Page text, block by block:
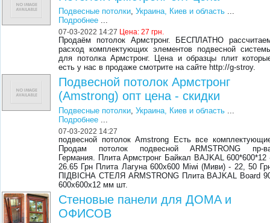
Подвесные потолки,Украина, Киев и область ...
Подробнее ...
07-03-2022 14:27 Цена:27 грн.
Продаём потолок Армстронг. БЕСПЛАТНО
расход комплектующих элементов подвесной
для потолка Армстронг. Цена и образцы плит
есть у нас в продаже смотрите на сайте http://g-stroy.
Подвесной потолок Армстронг
(Amstrong) опт цена - скидки
Подвесные потолки,Украина, Киев и область ...
Подробнее ...
07-03-2022 14:27
подвесной потолок Amstrong Есть все
Продам потолок подвесной ARMSTRONG пр-
Германия. Плита Армстронг Байкал BAJKAL 600*600*12
26.65 Грн Плита Лагуна 600х600 Miwi (Миви) - 22, 50
ПІДВІСНА СТЕЛЯ ARMSTRONG Плита BAJKAL Board
600х600х12 мм шт.
Стенoвые пaнели для ДOМA и
OФИСOВ